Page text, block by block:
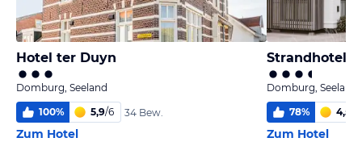
Hotel ter Duyn
Domburg, Seeland
100% 5,9/6 34 Bew.
Zum Hotel
Strandhotel
Domburg, Seeland
78% 4,5
Zum Hotel